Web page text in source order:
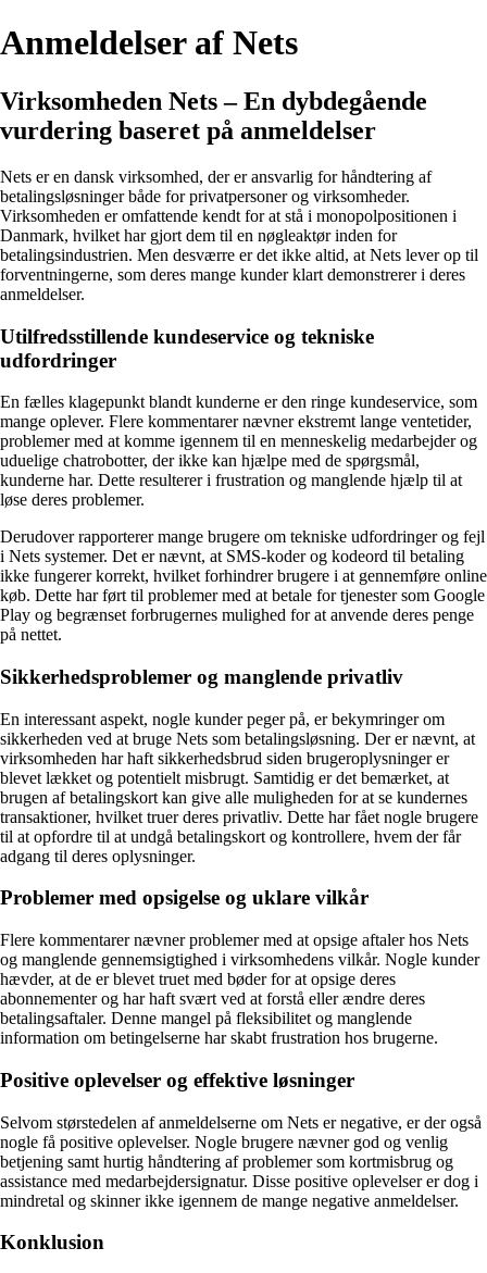
Anmeldelser af Nets
Virksomheden Nets – En dybdegående
vurdering baseret på anmeldelser
Nets er en dansk virksomhed, der er ansvarlig for håndtering af
betalingsløsninger både for privatpersoner og virksomheder.
Virksomheden er omfattende kendt for at stå i monopolpositionen i
Danmark, hvilket har gjort dem til en nøgleaktør inden for
betalingsindustrien. Men desværre er det ikke altid, at Nets lever op til
forventningerne, som deres mange kunder klart demonstrerer i deres
anmeldelser.
Utilfredsstillende kundeservice og tekniske
udfordringer
En fælles klagepunkt blandt kunderne er den ringe kundeservice, som
mange oplever. Flere kommentarer nævner ekstremt lange ventetider,
problemer med at komme igennem til en menneskelig medarbejder og
uduelige chatrobotter, der ikke kan hjælpe med de spørgsmål,
kunderne har. Dette resulterer i frustration og manglende hjælp til at
løse deres problemer.
Derudover rapporterer mange brugere om tekniske udfordringer og fejl
i Nets systemer. Det er nævnt, at SMS-koder og kodeord til betaling
ikke fungerer korrekt, hvilket forhindrer brugere i at gennemføre online
køb. Dette har ført til problemer med at betale for tjenester som Google
Play og begrænset forbrugernes mulighed for at anvende deres penge
på nettet.
Sikkerhedsproblemer og manglende privatliv
En interessant aspekt, nogle kunder peger på, er bekymringer om
sikkerheden ved at bruge Nets som betalingsløsning. Der er nævnt, at
virksomheden har haft sikkerhedsbrud siden brugeroplysninger er
blevet lækket og potentielt misbrugt. Samtidig er det bemærket, at
brugen af betalingskort kan give alle muligheden for at se kundernes
transaktioner, hvilket truer deres privatliv. Dette har fået nogle brugere
til at opfordre til at undgå betalingskort og kontrollere, hvem der får
adgang til deres oplysninger.
Problemer med opsigelse og uklare vilkår
Flere kommentarer nævner problemer med at opsige aftaler hos Nets
og manglende gennemsigtighed i virksomhedens vilkår. Nogle kunder
hævder, at de er blevet truet med bøder for at opsige deres
abonnementer og har haft svært ved at forstå eller ændre deres
betalingsaftaler. Denne mangel på fleksibilitet og manglende
information om betingelserne har skabt frustration hos brugerne.
Positive oplevelser og effektive løsninger
Selvom størstedelen af anmeldelserne om Nets er negative, er der også
nogle få positive oplevelser. Nogle brugere nævner god og venlig
betjening samt hurtig håndtering af problemer som kortmisbrug og
assistance med medarbejdersignatur. Disse positive oplevelser er dog i
mindretal og skinner ikke igennem de mange negative anmeldelser.
Konklusion